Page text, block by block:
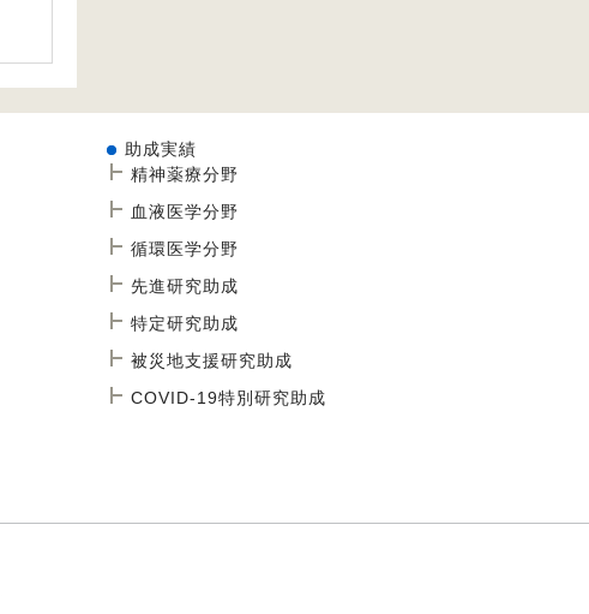
助成実績
精神薬療分野
血液医学分野
循環医学分野
先進研究助成
特定研究助成
被災地支援研究助成
COVID-19特別研究助成